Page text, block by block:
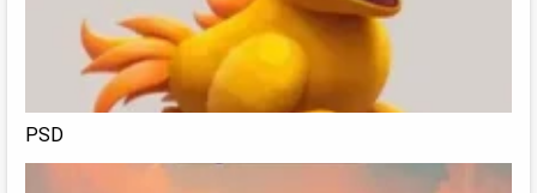
PSD